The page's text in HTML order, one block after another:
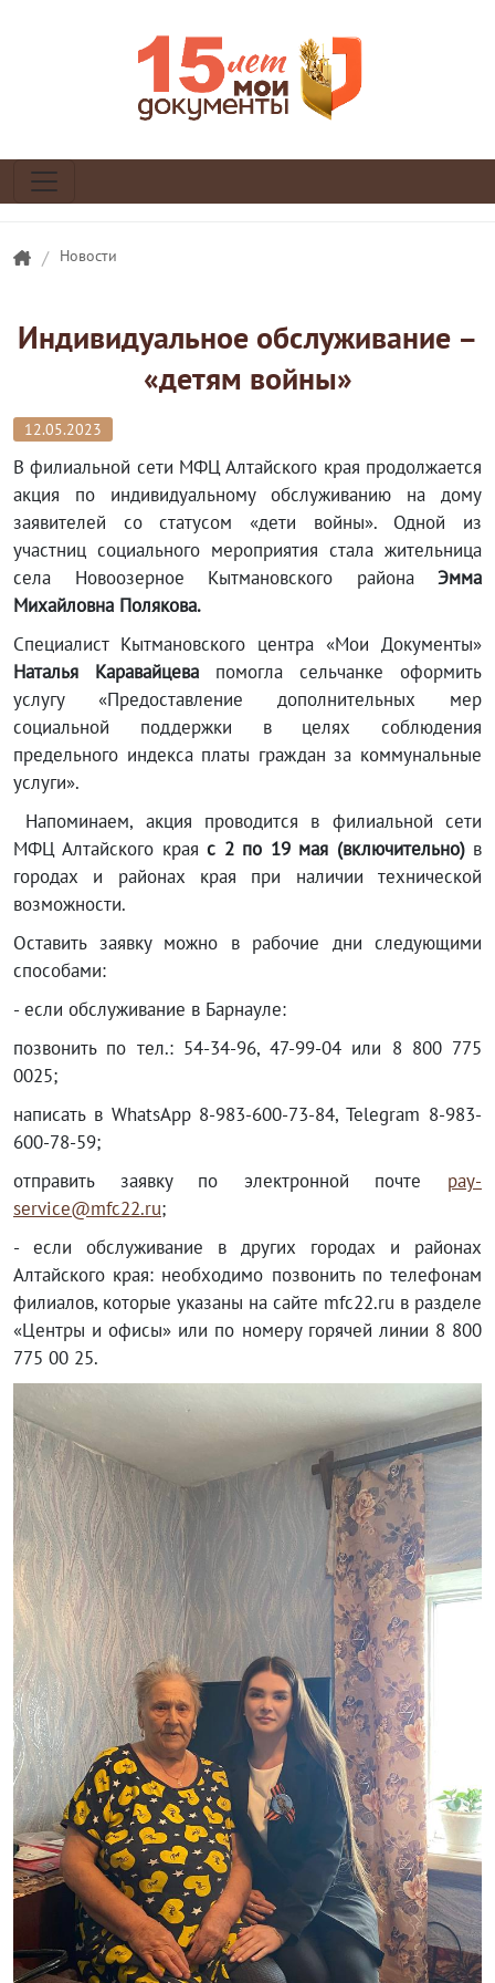
/ Новости
Индивидуальное обслуживание –
«детям войны»
12.05.2023
В филиальной сети МФЦ Алтайского края продолжается
акция по индивидуальному обслуживанию на дому
заявителей со статусом «дети войны». Одной из
участниц социального мероприятия стала жительница
села Новоозерное Кытмановского района Эмма
Михайловна Полякова.
Специалист Кытмановского центра «Мои Документы»
Наталья Каравайцева помогла сельчанке оформить
услугу «Предоставление дополнительных мер
социальной поддержки в целях соблюдения
предельного индекса платы граждан за коммунальные
услуги».
Напоминаем, акция проводится в филиальной сети
МФЦ Алтайского краяс 2 по 19 мая (включительно)в
городах и районах края при наличии технической
возможности.
Оставить заявку можно в рабочие дни следующими
способами:
- если обслуживание в Барнауле:
позвонить по тел.: 54-34-96, 47-99-04 или 8 800 775
0025;
написать в WhatsApp 8-983-600-73-84, Telegram 8-983-
600-78-59;
отправить заявку по электронной почте pay-
service@mfc22.ru;
- если обслуживание в других городах и районах
Алтайского края: необходимо позвонить по телефонам
филиалов, которые указаны на сайте mfc22.ru в разделе
«Центры и офисы» или по номеру горячей линии 8 800
775 00 25.